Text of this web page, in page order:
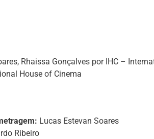
Rhaissa Gonçalves por IHC –
House of Cinema
Lucas Estevan Soares
Ribeiro